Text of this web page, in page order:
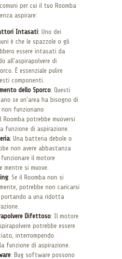
per cui il tuo Roomba
aspirare:
Intasati: Uno dei
è che le spazzole o gli
essere intasati da
all’aspirapolvere di
È essenziale pulire
componenti.
dello Sporco: Questi
se un’area ha bisogno di
non funzionano
potrebbe muoversi
funzione di aspirazione.
: Una batteria debole o
non avere abbastanza
il motore
mentre si muove.
: Se il Roomba non si
potrebbe non caricarsi
portando a una ridotta
Difettoso: Il motore
potrebbe essere
interrompendo
funzione di aspirazione.
: Bug software possono